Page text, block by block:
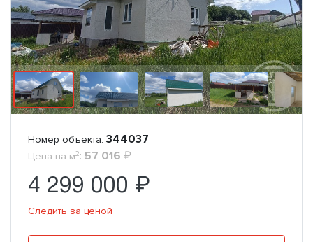
Номер объекта: 344037
Цена на м2: 57 016 ₽
4 299 000 ₽
Следить за ценой